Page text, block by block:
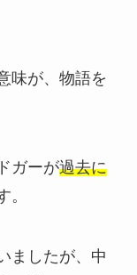
味が、物語を
ガーが過去に
。
ましたが、中